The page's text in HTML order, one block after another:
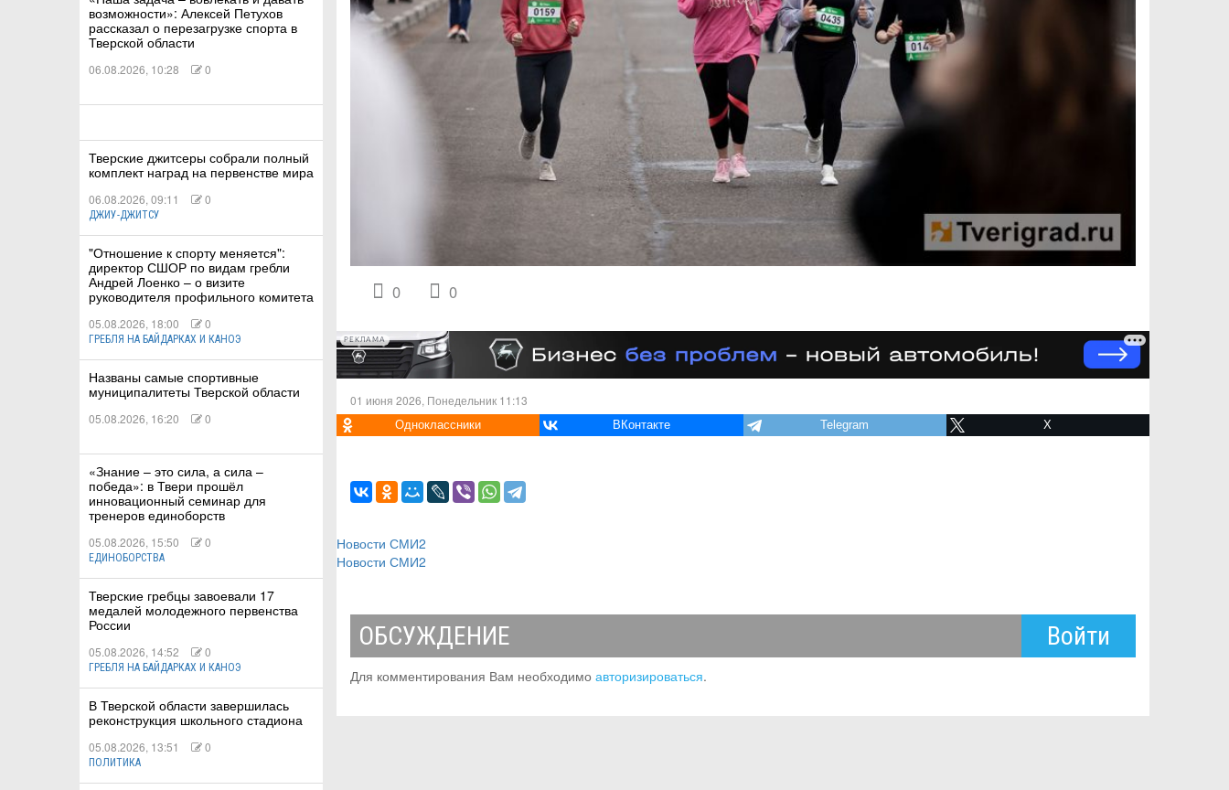
возможности»: Алексей Петухов
рассказал о перезагрузке спорта в
Тверской области
06.08.2026, 10:28 0
Тверские джитсеры собрали полный
комплект наград на первенстве мира
06.08.2026, 09:11 0
ДЖИУ-ДЖИТСУ
"Отношение к спорту меняется":
директор СШОР по видам гребли
Андрей Лоенко – о визите
руководителя профильного комитета
05.08.2026, 18:00 0
ГРЕБЛЯ НА БАЙДАРКАХ И КАНОЭ
Названы самые спортивные
муниципалитеты Тверской области
05.08.2026, 16:20 0
«Знание – это сила, а сила –
победа»: в Твери прошёл
инновационный семинар для
тренеров единоборств
05.08.2026, 15:50 0
ЕДИНОБОРСТВА
Тверские гребцы завоевали 17
медалей молодежного первенства
России
05.08.2026, 14:52 0
ГРЕБЛЯ НА БАЙДАРКАХ И КАНОЭ
В Тверской области завершилась
реконструкция школьного стадиона
05.08.2026, 13:51 0
ПОЛИТИКА
0 0
РЕКЛАМА
01 июня 2026, Понедельник 11:13
Одноклассники ВКонтакте Telegram X
Новости СМИ2
Новости СМИ2
ОБСУЖДЕНИЕ Войти
Для комментирования Вам необходимоавторизироваться.